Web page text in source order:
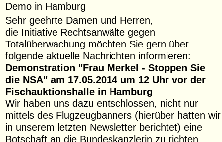
Demo in Hamburg
Sehr geehrte Damen und Herren,
die Initiative Rechtsanwälte gegen
Totalüberwachung möchten Sie gern über
folgende aktuelle Nachrichten informieren:
Demonstration "Frau Merkel - Stoppen Sie
die NSA" am 17.05.2014 um 12 Uhr vor der
Fischauktionshalle in Hamburg
Wir haben uns dazu entschlossen, nicht nur
mittels des Flugzeugbanners (hierüber hatten wir
in unserem letzten Newsletter berichtet) eine
Botschaft an die Bundeskanzlerin zu richten,